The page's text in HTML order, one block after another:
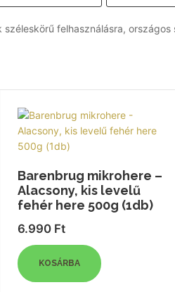
felhasználásra, országos
Barenbrug mikrohere –
Alacsony, kis levelű
fehér here 500g (1db)
6.990 Ft
KOSÁRBA